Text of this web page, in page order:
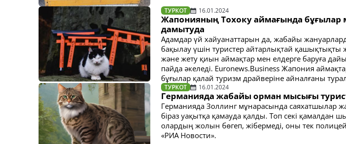
ТУРКОТ 16.01.2024
Жапонияның Тохоку аймағында бұғылар
дамытуда
Адамдар үй хайуанаттарын да, жабайы
бақылау үшін туристер айтарлықтай қашықтықты
және жету қиын аймақтар мен елдерге баруға
пайда әкеледі. Euronews.Business Жапония
бұғылар қалай туризм драйверіне айналғаны
ТУРКОТ 16.01.2024
Германияда жабайы орман мысығы
Германияда Золлинг мұнарасында саяхатшылар
біраз уақытқа қамауда қалды. Топ секі қамалдан
олардың жолын бөгеп, жібермеді, оны тек
«РИА Новости».